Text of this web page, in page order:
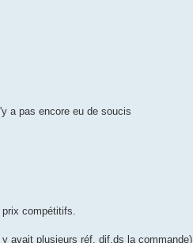
a pas encore eu de soucis
compétitifs.
avait plusieurs réf. dif.ds la commande).